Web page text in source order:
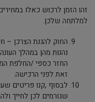
זהו הזמן לרכוש כאלו
למלתחה שלכן.
החוק להגנת הצרכן –
נהנות מהן במהלך
זאת לפני הרכישה.
לבסוף ,קנו פריטים
שגורמים לכן לחייך